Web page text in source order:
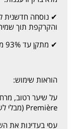
✔ נוסחה חדשנית
והקרקפת תוך
✔ מתקן עד 93% מנזקי השיער הפגום
הוראות שימוש:
על שיער רטוב,
Première (מבלי לשטוף אותו מראש).
עסי בעדינות את השיער והמתיני